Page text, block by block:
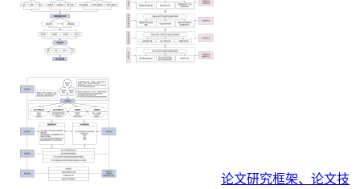
论文研究框架、论文技